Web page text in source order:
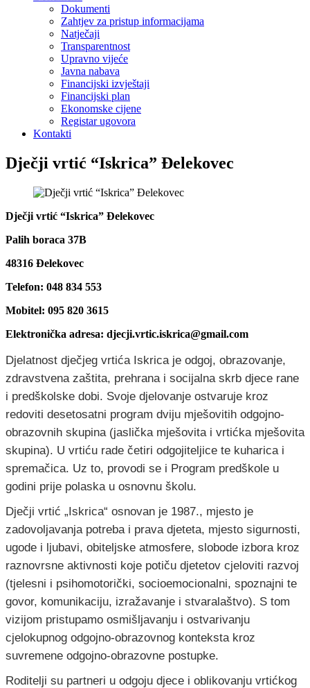
Dokumenti
Zahtjev za pristup informacijama
Natječaji
Transparentnost
Upravno vijeće
Javna nabava
Financijski izvještaji
Financijski plan
Ekonomske cijene
Registar ugovora
Kontakti
Dječji vrtić “Iskrica” Đelekovec
Dječji vrtić “Iskrica” Đelekovec
Palih boraca 37B
48316 Đelekovec
Telefon: 048 834 553
Mobitel: 095 820 3615
Elektronička adresa: djecji.vrtic.iskrica@gmail.com
Djelatnost dječjeg vrtića Iskrica je odgoj, obrazovanje,
zdravstvena zaštita, prehrana i socijalna skrb djece rane
i predškolske dobi. Svoje djelovanje ostvaruje kroz
redoviti desetosatni program dviju mješovitih odgojno-
obrazovnih skupina (jaslička mješovita i vrtićka mješovita
skupina). U vrtiću rade četiri odgojiteljice te kuharica i
spremačica. Uz to, provodi se i Program predškole u
godini prije polaska u osnovnu školu.
Dječji vrtić „Iskrica“ osnovan je 1987., mjesto je
zadovoljavanja potreba i prava djeteta, mjesto sigurnosti,
ugode i ljubavi, obiteljske atmosfere, slobode izbora kroz
raznovrsne aktivnosti koje potiču djetetov cjeloviti razvoj
(tjelesni i psihomotorički, socioemocionalni, spoznajni te
govor, komunikaciju, izražavanje i stvaralaštvo). S tom
vizijom pristupamo osmišljavanju i ostvarivanju
cjelokupnog odgojno-obrazovnog konteksta kroz
suvremene odgojno-obrazovne postupke.
Roditelji su partneri u odgoju djece i oblikovanju vrtićkog